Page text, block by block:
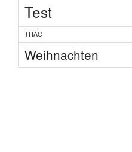
Test
THAC
Weihnachten